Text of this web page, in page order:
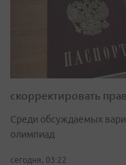
скорректировать
Среди обсуждаемых
олимпиад
сегодня, 03:22